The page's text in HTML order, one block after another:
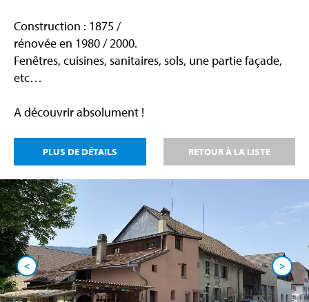
Construction : 1875 /
rénovée en 1980 / 2000.
Fenêtres, cuisines, sanitaires, sols, une partie façade,
etc…
A découvrir absolument !
PLUS DE DÉTAILS RETOUR À LA LISTE
< >